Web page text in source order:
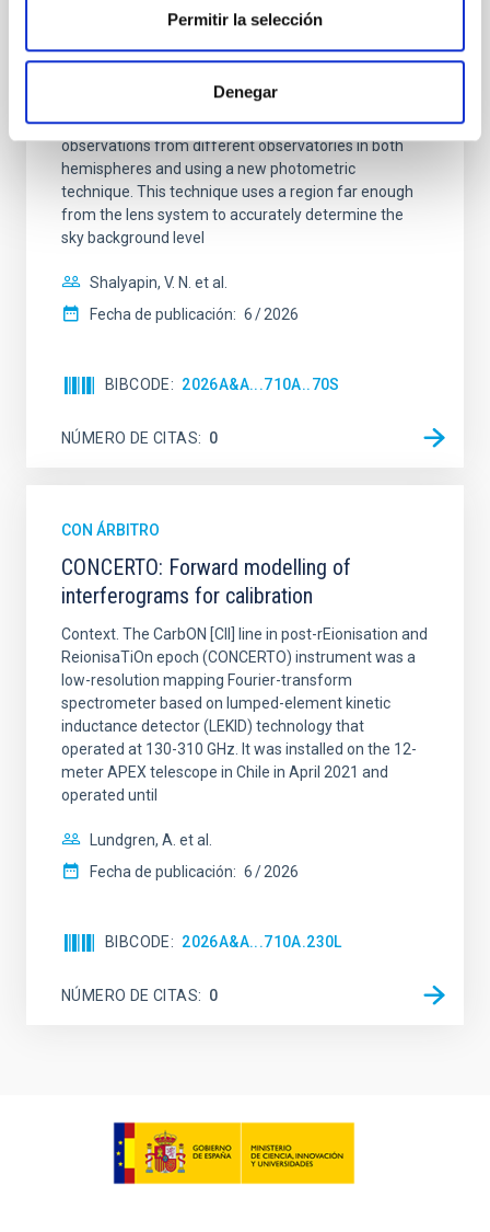
Permitir la selección
Denegar
Joining forces: 30 years of optical
quadruply-imaged gravitationally lensed quasar QSO
2237+0305, the Einstein Cross, including
observations from different observatories in both
hemispheres and using a new photometric
technique. This technique uses a region far enough
from the lens system to accurately determine the
sky background level
Shalyapin, V. N. et al.
Fecha de publicación: 6 2026
BIBCODE 2026A&A...710A..70S
NÚMERO DE CITAS 0
CON ÁRBITRO
CONCERTO: Forward modelling of
interferograms for calibration
Context. The CarbON [CII] line in post-rEionisation and
ReionisaTiOn epoch (CONCERTO) instrument was a
low-resolution mapping Fourier-transform
spectrometer based on lumped-element kinetic
inductance detector (LEKID) technology that
operated at 130-310 GHz. It was installed on the 12-
meter APEX telescope in Chile in April 2021 and
operated until
Lundgren, A. et al.
Fecha de publicación: 6 2026
BIBCODE 2026A&A...710A.230L
NÚMERO DE CITAS 0